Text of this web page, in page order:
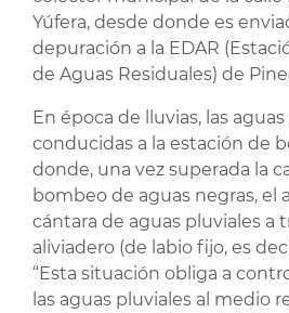
Yúfera, desde donde es
depuración a la EDAR
de Aguas Residuales) de
En época de lluvias, las
conducidas a la estación de
donde, una vez superada la
bombeo de aguas negras, el
cántara de aguas pluviales a
aliviadero (de labio fijo, es
“Esta situación obliga a
las aguas pluviales al medio